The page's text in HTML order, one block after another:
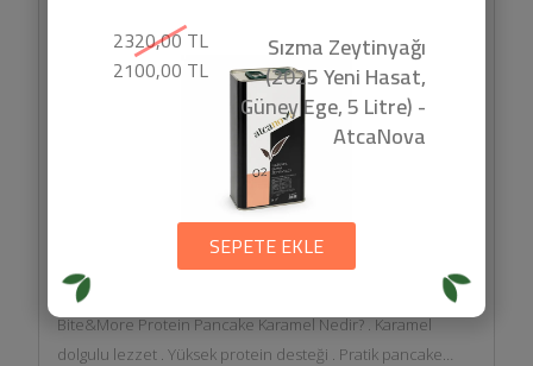
Protein Pancake Karamel (50gr) -
Bite&More Protein Pancake Karamel Nedir? . Karamel
dolgulu lezzet . Yüksek protein desteği . Pratik pancake
2320,00 TL
2100,00 TL
Sızma Zeytinyağı
(2025 Yeni Hasat,
Güney Ege, 5 Litre) -
AtcaNova
SEPETE EKLE